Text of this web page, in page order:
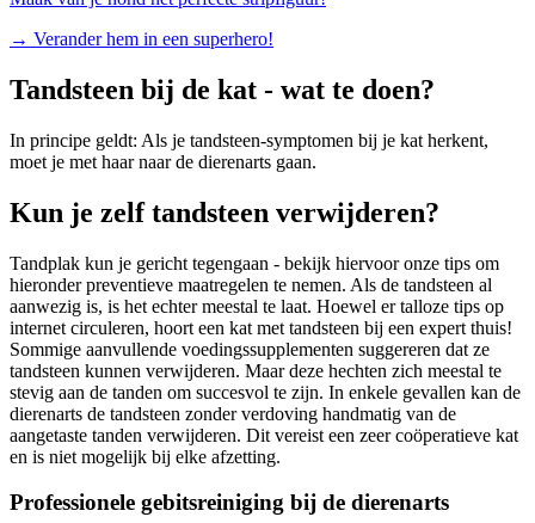
→ Verander hem in een superhero!
Tandsteen bij de kat - wat te doen?
In principe geldt: Als je tandsteen-symptomen bij je kat herkent,
moet je met haar naar de dierenarts gaan.
Kun je zelf tandsteen verwijderen?
Tandplak kun je gericht tegengaan - bekijk hiervoor onze tips om
hieronder preventieve maatregelen te nemen. Als de tandsteen al
aanwezig is, is het echter meestal te laat. Hoewel er talloze tips op
internet circuleren, hoort een kat met tandsteen bij een expert thuis!
Sommige aanvullende voedingssupplementen suggereren dat ze
tandsteen kunnen verwijderen. Maar deze hechten zich meestal te
stevig aan de tanden om succesvol te zijn. In enkele gevallen kan de
dierenarts de tandsteen zonder verdoving handmatig van de
aangetaste tanden verwijderen. Dit vereist een zeer coöperatieve kat
en is niet mogelijk bij elke afzetting.
Professionele gebitsreiniging bij de dierenarts